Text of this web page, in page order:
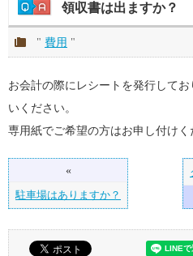
領収書は出ますか？
" 費用 "
お会計の際にレシートを発行して
いください。
専用紙でご希望の方はお申し付けく
«
駐車場はありますか？